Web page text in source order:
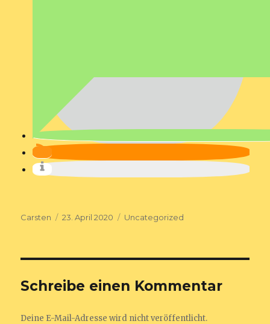
Autor
Carsten
Veröffentlicht
23. April 2020 Kategorien
Uncategorized
Schreibe einen Kommentar
Deine E-Mail-Adresse wird nicht veröffentlicht.